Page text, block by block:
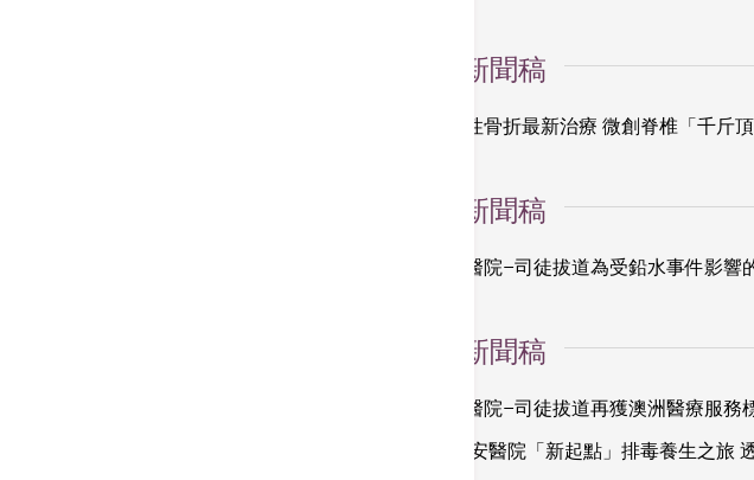
新聞稿
脊椎壓縮性骨折最新治療 微創脊椎「千斤
新聞稿
香港港安醫院–司徒拔道為受鉛水事件影
新聞稿
香港港安醫院–司徒拔道再獲澳洲醫療服務
觀瀾湖‧港安醫院「新起點」排毒養生之旅